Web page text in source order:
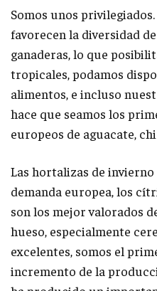
Somos unos privilegiados.
favorecen la diversidad
ganaderas, lo que
tropicales, podamos
alimentos, e incluso
hace que seamos los
europeos de aguacate,
Las hortalizas de
demanda europea, los
son los mejor valorados
hueso, especialmente
excelentes, somos el
incremento de la